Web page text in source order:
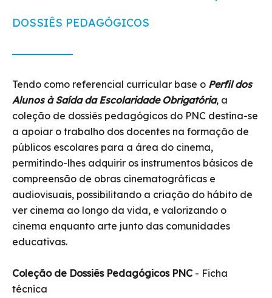
DOSSIÊS PEDAGÓGICOS
Tendo como referencial curricular base o Perfil dos
Alunos à Saída da Escolaridade Obrigatória, a
coleção de dossiês pedagógicos do PNC destina-se
a apoiar o trabalho dos docentes na formação de
públicos escolares para a área do cinema,
permitindo-lhes adquirir os instrumentos básicos de
compreensão de obras cinematográficas e
audiovisuais, possibilitando a criação do hábito de
ver cinema ao longo da vida, e valorizando o
cinema enquanto arte junto das comunidades
educativas.
Coleção de Dossiês Pedagógicos PNC - Ficha
técnica